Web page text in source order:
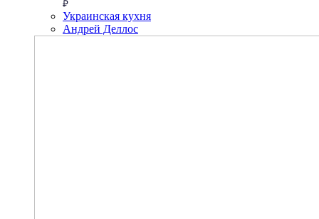
Украинская кухня
Андрей Деллос